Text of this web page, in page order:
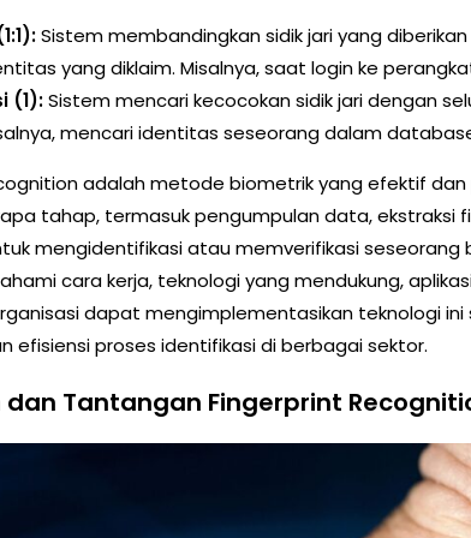
Sistem membandingkan sidik jari yang
yang diklaim. Misalnya, saat login ke
(1):Sistem mencari kecocokan sidik jari dengan
mencari identitas seseorang dalam
adalah metode biometrik yang efektif dan
tahap, termasuk pengumpulan data, ekstraksi
mengidentifikasi atau memverifikasi seseorang
cara kerja, teknologi yang mendukung,
dapat mengimplementasikan teknologi
efisiensi proses identifikasi di berbagai sektor.
dan Tantangan Fingerprint